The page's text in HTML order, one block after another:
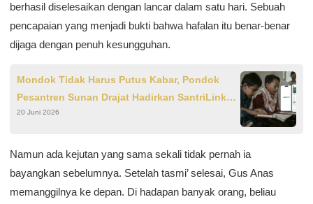
berhasil diselesaikan dengan lancar dalam satu hari. Sebuah
pencapaian yang menjadi bukti bahwa hafalan itu benar-benar
dijaga dengan penuh kesungguhan.
Mondok Tidak Harus Putus Kabar, Pondok
Pesantren Sunan Drajat Hadirkan SantriLink
untuk Orang Tua Santri
20 Juni 2026
Namun ada kejutan yang sama sekali tidak pernah ia
bayangkan sebelumnya. Setelah tasmi’ selesai, Gus Anas
memanggilnya ke depan. Di hadapan banyak orang, beliau